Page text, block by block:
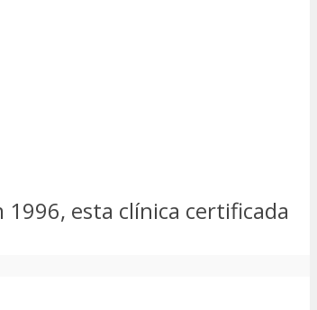
esta clínica certificada